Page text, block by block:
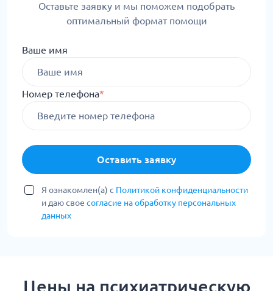
Оставьте заявку и мы поможем подобрать
оптимальный формат помощи
Ваше имя
Номер телефона*
Оставить заявку
Я ознакомлен(а) с Политикой конфиденциальности
и даю свое согласие на обработку персональных
данных
Цены на психиатрическую